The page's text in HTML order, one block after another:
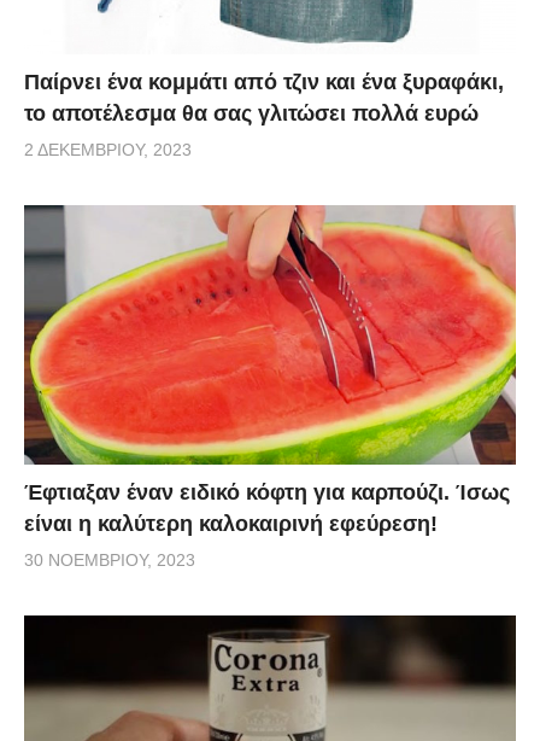
Παίρνει ένα κομμάτι από τζιν και ένα ξυραφάκι,
το αποτέλεσμα θα σας γλιτώσει πολλά ευρώ
2 ΔΕΚΕΜΒΡΊΟΥ, 2023
Έφτιαξαν έναν ειδικό κόφτη για καρπούζι. Ίσως
είναι η καλύτερη καλοκαιρινή εφεύρεση!
30 ΝΟΕΜΒΡΊΟΥ, 2023